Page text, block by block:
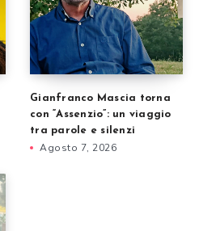
Gianfranco Mascia torna
con “Assenzio”: un viaggio
tra parole e silenzi
Agosto 7, 2026